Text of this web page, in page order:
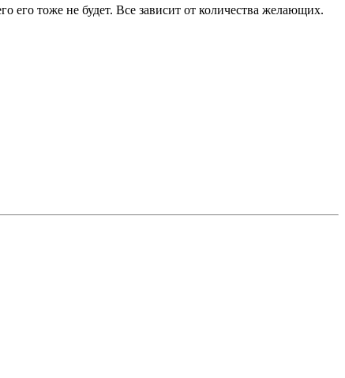
его тоже не будет. Все зависит от количества желающих.